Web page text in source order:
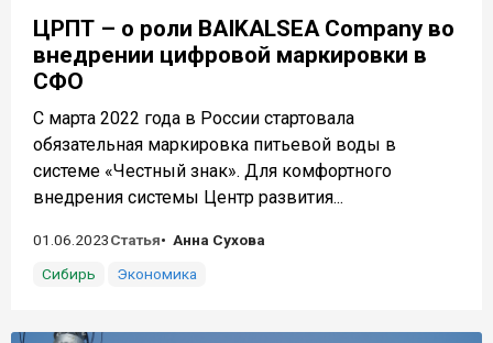
ЦРПТ – о роли BAIKALSEA Company во
внедрении цифровой маркировки в
СФО
С марта 2022 года в России стартовала
обязательная маркировка питьевой воды в
системе «Честный знак». Для комфортного
внедрения системы Центр развития...
01.06.2023Статья
Анна Сухова
Сибирь
Экономика